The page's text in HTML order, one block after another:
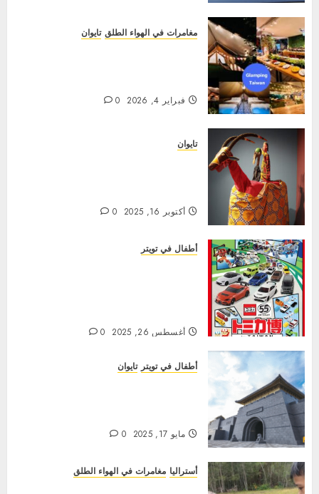
مغامرات في الهواء الطلق تايوان
فبراير 4, 2026 0
تايوان
أكتوبر 16, 2025 0
أطفال في تويتر
أغسطس 26, 2025 0
أطفال في تويتر تايوان
مايو 17, 2025 0
أستراليا مغامرات في الهواء الطلق